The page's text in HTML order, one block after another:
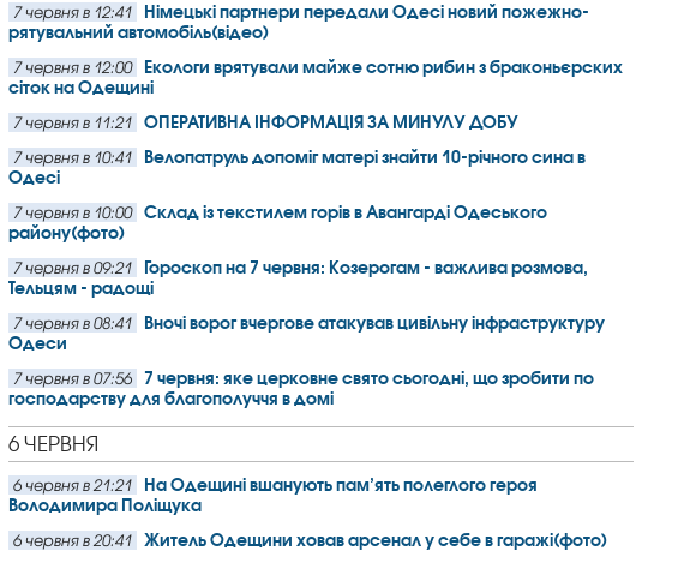
7 червня в 12:41
Німецькі партнери передали Одесі новий пожежно-
рятувальний автомобіль(відео)
7 червня в 12:00
Екологи врятували майже сотню рибин з браконьєрских
сіток на Одещині
7 червня в 11:21 ОПЕРАТИВНА ІНФОРМАЦІЯ ЗА МИНУЛУ ДОБУ
7 червня в 10:41
Велопатруль допоміг матері знайти 10-річного сина в
Одесі
7 червня в 10:00
Склад із текстилем горів в Авангарді Одеського
району(фото)
7 червня в 09:21
Гороскоп на 7 червня: Козерогам - важлива розмова,
Тельцям - радощі
7 червня в 08:41
Вночі ворог вчергове атакував цивільну інфраструктуру
Одеси
7 червня в 07:56
7 червня: яке церковне свято сьогодні, що зробити по
господарству для благополуччя в домі
6 ЧЕРВНЯ
6 червня в 21:21
На Одещині вшанують пам’ять полеглого героя
Володимира Поліщука
6 червня в 20:41 Житель Одещини ховав арсенал у себе в гаражі(фото)